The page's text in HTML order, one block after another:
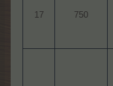
17 750